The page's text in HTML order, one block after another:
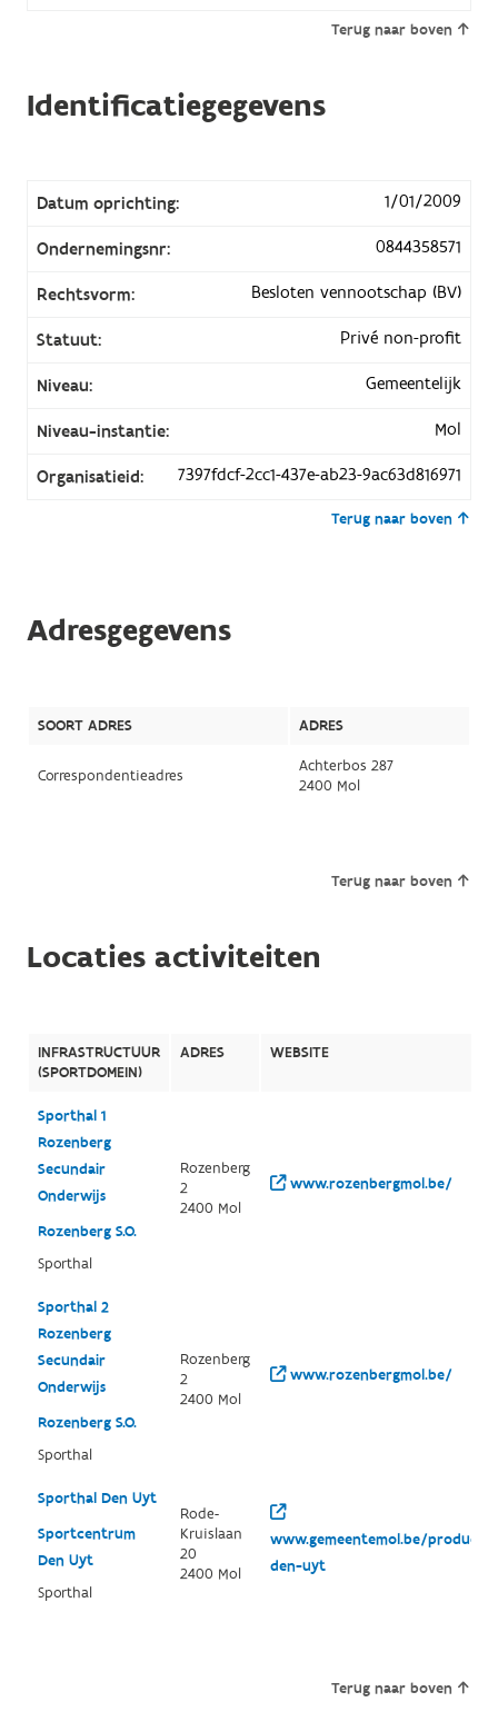
Terug naar boven
Identificatiegegevens
Datum oprichting: 1/01/2009
Ondernemingsnr: 0844358571
Rechtsvorm: Besloten vennootschap (BV)
Statuut: Privé non-profit
Niveau: Gemeentelijk
Niveau-instantie: Mol
Organisatieid: 7397fdcf-2cc1-437e-ab23-9ac63d816971
Terug naar boven
Adresgegevens
SOORT ADRES ADRES
Correspondentieadres
Achterbos 287
2400 Mol
Terug naar boven
Locaties activiteiten
INFRASTRUCTUUR
(SPORTDOMEIN)
ADRES WEBSITE
Sporthal 1
Rozenberg
Secundair
Onderwijs
Rozenberg S.O.
Sporthal
Rozenberg
2
2400 Mol
www.rozenbergmol.be/
Sporthal 2
Rozenberg
Secundair
Onderwijs
Rozenberg S.O.
Sporthal
Rozenberg
2
2400 Mol
www.rozenbergmol.be/
Sporthal Den Uyt
Sportcentrum
Den Uyt
Sporthal
Rode-
Kruislaan
20
2400 Mol
www.gemeentemol.be/
den-uyt
Terug naar boven